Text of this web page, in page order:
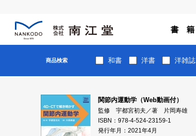
書 籍
商品検索 和書 洋書 洋雑誌
関節内運動学（Web動画付）
監修 宇都宮初夫／著 片岡寿雄
ISBN：978-4-524-23159-1
発行年月：2021年4月